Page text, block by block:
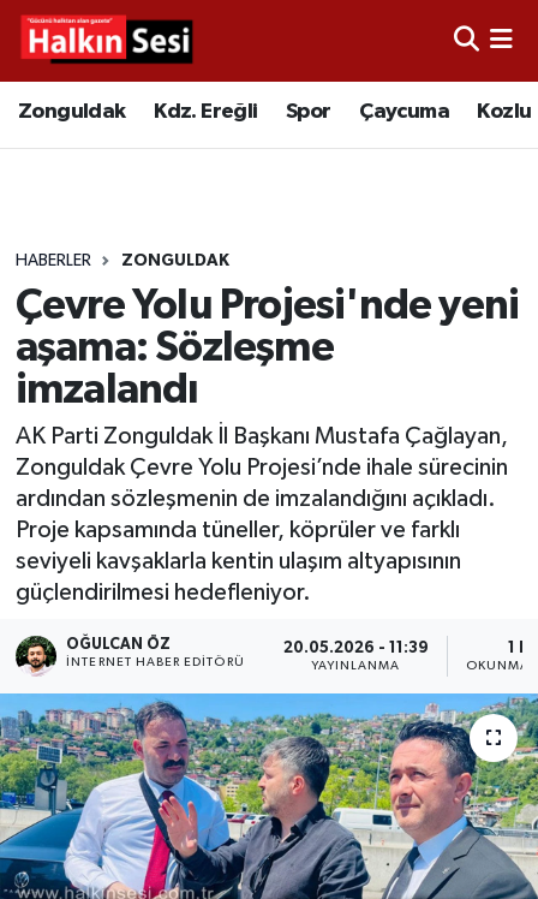
Zonguldak Kdz. Ereğli Spor Çaycuma Kozlu
HABERLER ZONGULDAK
Çevre Yolu Projesi'nde yeni
aşama: Sözleşme
imzalandı
AK Parti Zonguldak İl Başkanı Mustafa Çağlayan,
Zonguldak Çevre Yolu Projesi’nde ihale sürecinin
ardından sözleşmenin de imzalandığını açıkladı.
Proje kapsamında tüneller, köprüler ve farklı
seviyeli kavşaklarla kentin ulaşım altyapısının
güçlendirilmesi hedefleniyor.
OĞULCAN ÖZ
İNTERNET HABER EDITÖRÜ
20.05.2026 - 11:39
YAYINLANMA
1
OKUNMA
Video
Çaycuma
Alaplı
Asayiş
Bartın
Karabük
Devrek
Bolu
ÇEVRE
BİLİM VE TEKNOLOJİ
DUNYA
Düzce
Merkez Hava Durumu
Tüm Manşetler
Son Dakika Haberleri
Haber Arşivi